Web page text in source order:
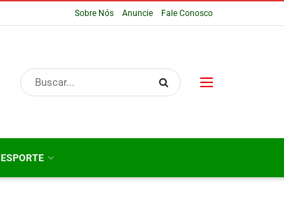
Sobre Nós Anuncie Fale Conosco
ESPORTE